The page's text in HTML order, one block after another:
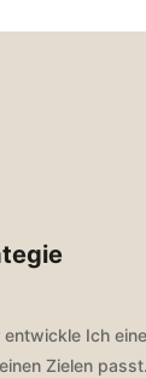
entwickle Ich
Zielen passt.